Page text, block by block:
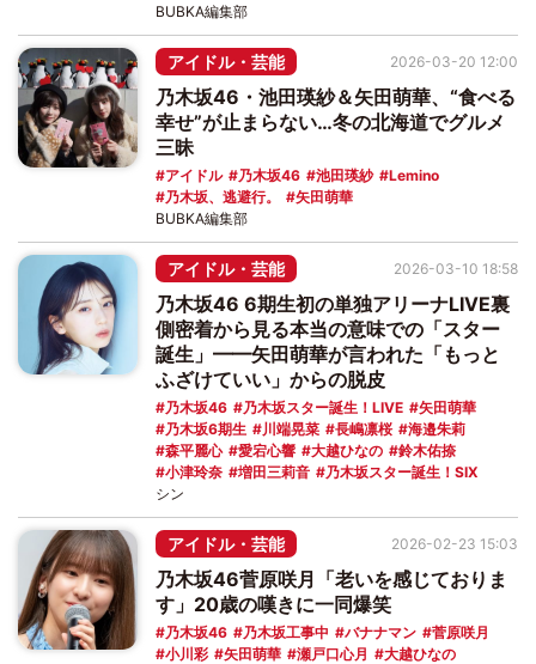
BUBKA編集部
アイドル・芸能
乃木坂46・池田瑛紗＆矢田萌華、“食べる
幸せ”が止まらない…冬の北海道でグルメ
三昧
アイドル 乃木坂46 池田瑛紗
Lemino
乃木坂、逃避行。
矢田萌華
2026-03-20 12:00
BUBKA編集部
アイドル・芸能
乃木坂46 6期生初の単独アリーナLIVE裏
側密着から見る本当の意味での「スター
誕生」━━矢田萌華が言われた「もっと
ふざけていい」からの脱皮
乃木坂46 乃木坂スター誕生！LIVE
矢田萌華
乃木坂6期生
川端晃菜 長嶋凛桜
海邉朱莉
森平麗心
愛宕心響 大越ひなの
鈴木佑捺
小津玲奈
増田三莉音 乃木坂スター誕生！SIX
2026-03-10 18:58
シン
アイドル・芸能
乃木坂46菅原咲月「老いを感じておりま
す」20歳の嘆きに一同爆笑
乃木坂46 乃木坂工事中 バナナマン
菅原咲月
小川彩
矢田萌華 瀬戸口心月
大越ひなの
2026-02-23 15:03